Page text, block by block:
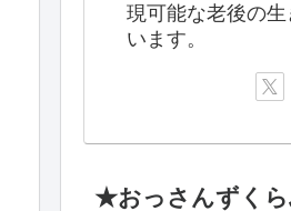
現可能な老後の
います。
★おっさんずくら